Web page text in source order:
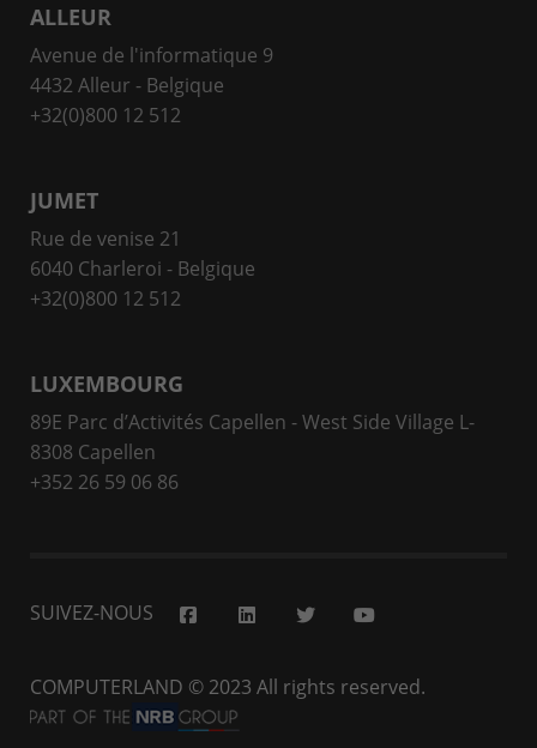
ALLEUR
Avenue de l'informatique 9
4432 Alleur - Belgique
+32(0)800 12 512
JUMET
Rue de venise 21
6040 Charleroi - Belgique
+32(0)800 12 512
LUXEMBOURG
89E Parc d’Activités Capellen - West Side Village L-
8308 Capellen
+352 26 59 06 86
SUIVEZ-NOUS
COMPUTERLAND © 2023 All rights reserved.